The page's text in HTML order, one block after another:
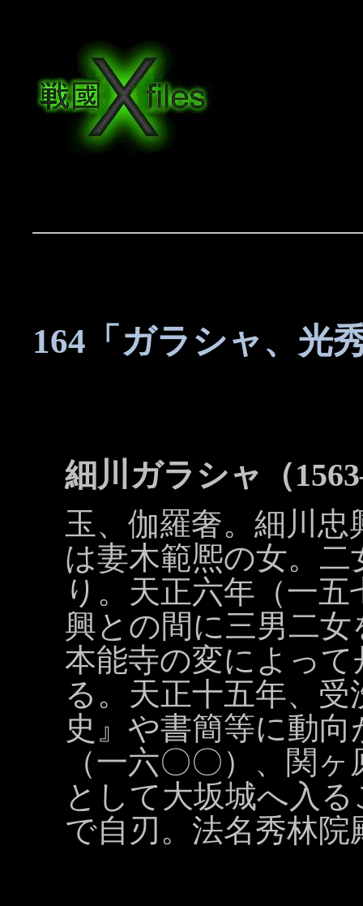
164「ガラシャ、光
細川ガラシャ（
玉、伽羅奢。細川
は妻木範熈の女。
り。天正六年（一
興との間に三男二
本能寺の変によっ
る。天正十五年、
史』や書簡等に動
（一六〇〇）、関
として大坂城へ入
で自刃。法名秀林院